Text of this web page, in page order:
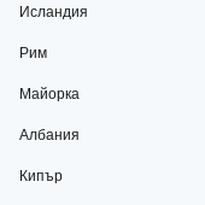
Исландия
Рим
Майорка
Албания
Кипър